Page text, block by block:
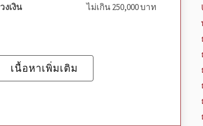
วงเงิน ไม่เกิน 250,000 บาท
เนื้อหาเพิ่มเติม